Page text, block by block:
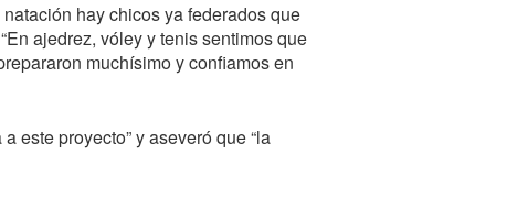
hay chicos ya federados que
ajedrez, vóley y tenis sentimos que
muchísimo y confiamos en
este proyecto” y aseveró que “la